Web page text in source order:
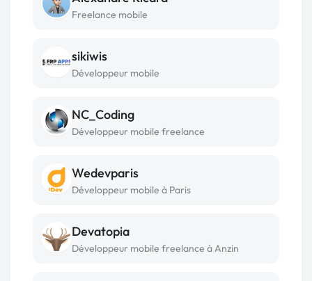
Freelance mobile
sikiwis
Développeur mobile
NC_Coding
Développeur mobile freelance
Wedevparis
Développeur mobile à Paris
Devatopia
Développeur mobile freelance à Anzin